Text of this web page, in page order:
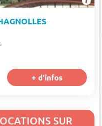
+ d'infos
SUR